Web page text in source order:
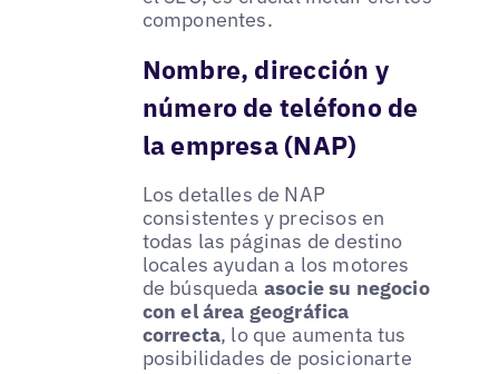
componentes.
Nombre, dirección y
número de teléfono de
la empresa (NAP)
Los detalles de NAP
consistentes y precisos en
todas las páginas de destino
locales ayudan a los motores
de búsqueda asocie su negocio
con el área geográfica
correcta, lo que aumenta tus
posibilidades de posicionarte